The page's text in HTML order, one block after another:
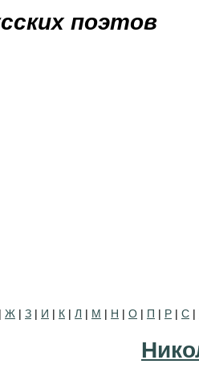
поэтов
| Ж | З | И | К | Л | М | Н | О | П | Р | С |